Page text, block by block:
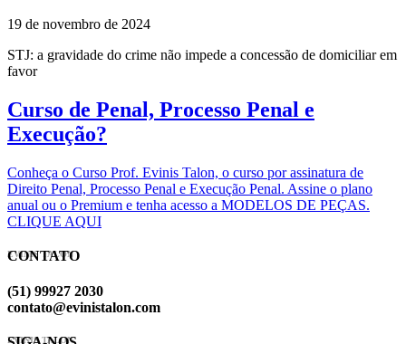
19 de novembro de 2024
STJ: a gravidade do crime não impede a concessão de domiciliar em
favor
Curso de Penal, Processo Penal e
Execução?
Conheça o Curso Prof. Evinis Talon, o curso por assinatura de
Direito Penal, Processo Penal e Execução Penal. Assine o plano
anual ou o Premium e tenha acesso a MODELOS DE PEÇAS.
CLIQUE AQUI
EVINIS TALON
CONTATO
(51) 99927 2030
contato@evinistalon.com
EVINIS TALON